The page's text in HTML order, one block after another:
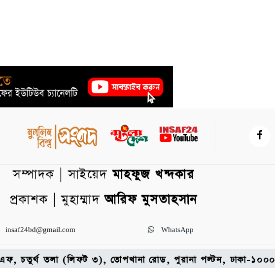
সম্পাদক | সাইয়েদমাহফুজ খন্দকার
প্রকাশক | মুহাম্মাদআরিফ মুসতাহসান
insaf24bd@gmail.com WhatsApp
এফ, চতুর্থ তলা (লিফট ৩), তোপখানা রোড, পুরানা পল্টন, ঢাকা-১০০০